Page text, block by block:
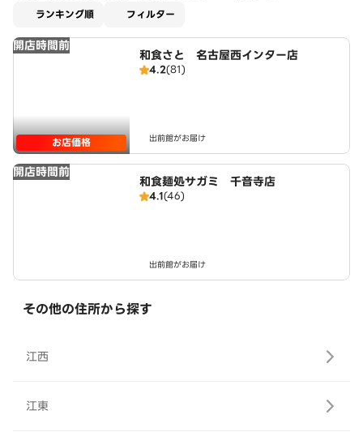
ランキング順 フィルター
開店時間前
お店価格
和食さと 名古屋西インター店
4.2(81)
出前館がお届け
開店時間前
和食麺処サガミ 千音寺店
4.1(46)
出前館がお届け
その他の住所から探す
江西
江東